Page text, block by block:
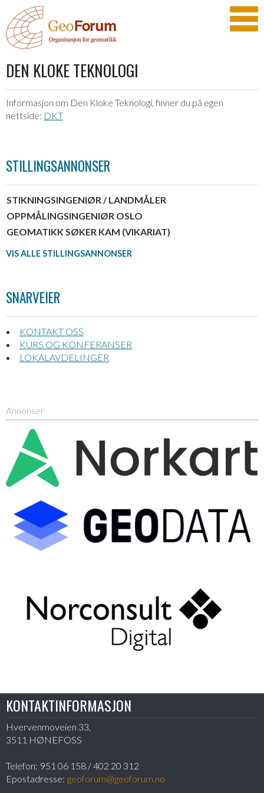
DEN KLOKE TEKNOLOGI
Informasjon om Den Kloke Teknologi, finner du på egen
nettside: DKT
STILLINGSANNONSER
STIKNINGSINGENIØR / LANDMÅLER
OPPMÅLINGSINGENIØR OSLO
GEOMATIKK SØKER KAM (VIKARIAT)
VIS ALLE STILLINGSANNONSER
SNARVEIER
KONTAKT OSS
KURS OG KONFERANSER
LOKALAVDELINGER
Annonser
KONTAKTINFORMASJON
Hvervenmoveien 33,
3511 HØNEFOSS
Telefon: 951 06 158 / 402 20 312
Epostadresse: geoforum@geoforum.no